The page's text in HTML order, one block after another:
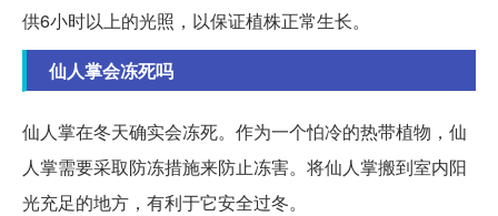
供6小时以上的光照，以保证植株正常生长。
仙人掌会冻死吗
仙人掌在冬天确实会冻死。作为一个怕冷的热带植物，仙
人掌需要采取防冻措施来防止冻害。将仙人掌搬到室内阳
光充足的地方，有利于它安全过冬。